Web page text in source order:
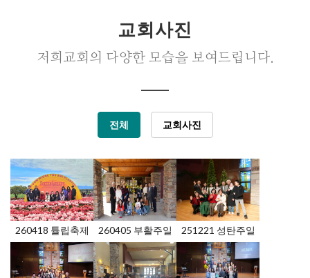
교회사진
저희교회의 다양한 모습을 보여드립니다.
전체 교회사진
260418 튤립축제 260405 부활주일 251221 성탄주일